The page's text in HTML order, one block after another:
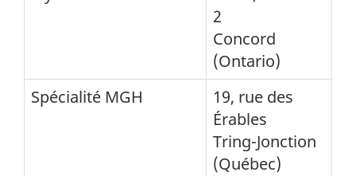
2
Concord
(Ontario)
Spécialité MGH
19, rue des
Érables
Tring-Jonction
(Québec)